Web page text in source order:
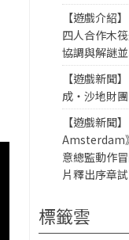
【遊戲介紹
四人合作木
協調與解謎
【遊戲新聞
成・沙地財
【遊戲新聞
Amsterdam
意總監動作
片釋出序章
標籤雲